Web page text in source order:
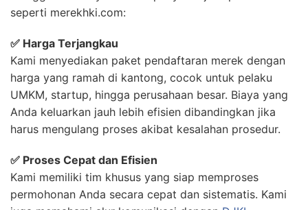
seperti merekhki.com:
✅ Harga Terjangkau
Kami menyediakan paket pendaftaran merek dengan
harga yang ramah di kantong, cocok untuk pelaku
UMKM, startup, hingga perusahaan besar. Biaya yang
Anda keluarkan jauh lebih efisien dibandingkan jika
harus mengulang proses akibat kesalahan prosedur.
✅ Proses Cepat dan Efisien
Kami memiliki tim khusus yang siap memproses
permohonan Anda secara cepat dan sistematis. Kami